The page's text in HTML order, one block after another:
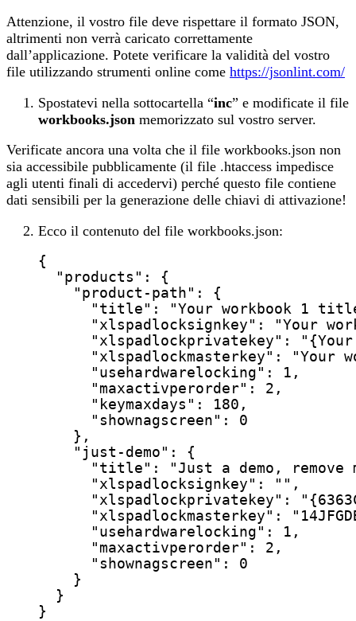
Attenzione, il vostro file deve rispettare il formato JSON,
altrimenti non verrà caricato correttamente
dall’applicazione. Potete verificare la validità del vostro
file utilizzando strumenti online come https://jsonlint.com/
Spostatevi nella sottocartella “inc” e modificate il file
workbooks.json memorizzato sul vostro server.
Verificate ancora una volta che il file workbooks.json non
sia accessibile pubblicamente (il file .htaccess impedisce
agli utenti finali di accedervi) perché questo file contiene
dati sensibili per la generazione delle chiavi di attivazione!
Ecco il contenuto del file workbooks.json:
{
"products" : {
"product-path" : {
"title" : "Your workbook 1
"xlspadlocksignkey" : "Your
"xlspadlockprivatekey" : "
"xlspadlockmasterkey" : "Your
"usehardwarelocking" : 1 ,
"maxactivperorder" : 2 ,
"keymaxdays" : 180 ,
"shownagscreen" : 0
},
"just-demo" : {
"title" : " Just a demo,
"xlspadlocksignkey" : "" ,
"xlspadlockprivatekey" : "
"xlspadlockmasterkey" : "
"usehardwarelocking" : 1 ,
"maxactivperorder" : 2 ,
"shownagscreen" : 0
}
}
}